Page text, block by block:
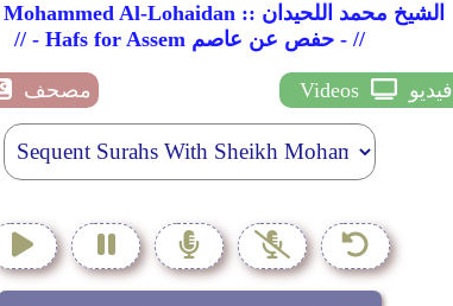
Sheikh Mohammed Al-Lohaidan :: الشيخ محمد اللحيدان
// - Hafs for Assem حفص عن عاصم - //
مصحف Videos فيديو